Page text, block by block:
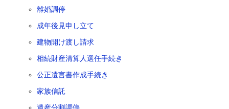
離婚調停
成年後見申し立て
建物開け渡し請求
相続財産清算人選任手続き
公正遺言書作成手続き
家族信託